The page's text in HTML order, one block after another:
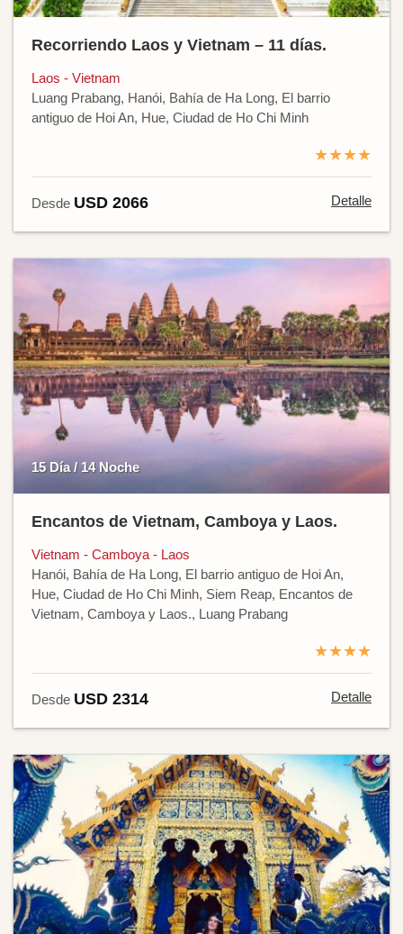
Recorriendo Laos y Vietnam – 11 días.
Laos - Vietnam
Luang Prabang, Hanói, Bahía de Ha Long, El barrio
antiguo de Hoi An, Hue, Ciudad de Ho Chi Minh
★★★★
Desde USD 2066 Detalle
15 Día / 14 Noche
Encantos de Vietnam, Camboya y Laos.
Vietnam - Camboya - Laos
Hanói, Bahía de Ha Long, El barrio antiguo de Hoi An,
Hue, Ciudad de Ho Chi Minh, Siem Reap, Encantos de
Vietnam, Camboya y Laos., Luang Prabang
★★★★
Desde USD 2314 Detalle